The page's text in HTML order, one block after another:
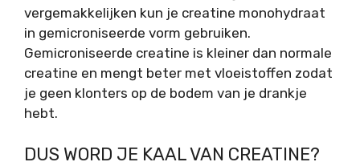
vergemakkelijken kun je creatine monohydraat
in gemicroniseerde vorm gebruiken.
Gemicroniseerde creatine is kleiner dan normale
creatine en mengt beter met vloeistoffen zodat
je geen klonters op de bodem van je drankje
hebt.
DUS WORD JE KAAL VAN CREATINE?